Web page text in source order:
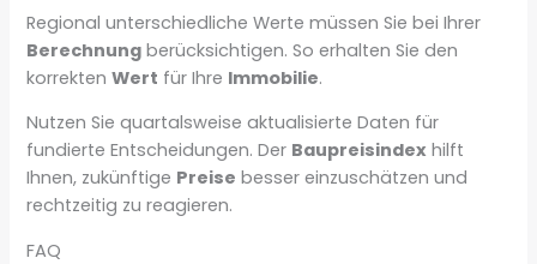
Regional unterschiedliche Werte müssen Sie bei Ihrer
Berechnung berücksichtigen. So erhalten Sie den
korrektenWert für Ihre Immobilie.
Nutzen Sie quartalsweise aktualisierte Daten für
fundierte Entscheidungen. Der Baupreisindex hilft
Ihnen, zukünftige Preise besser einzuschätzen und
rechtzeitig zu reagieren.
FAQ